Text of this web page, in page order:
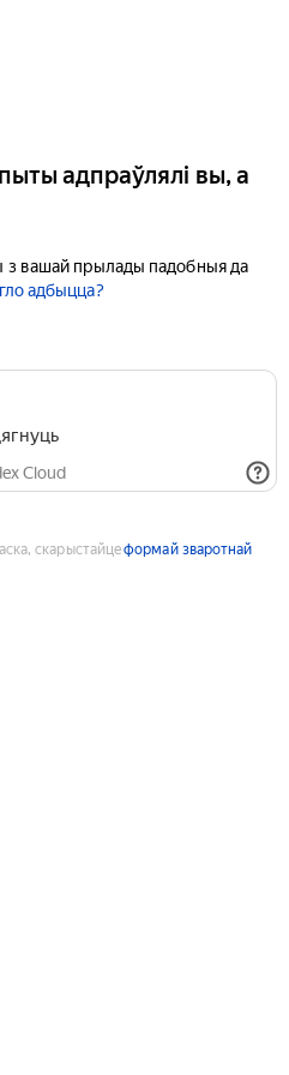
адпраўлялі вы, а
з вашай прылады падобныя да
адбыцца?
Cloud
скарыстайцеформай зваротнай